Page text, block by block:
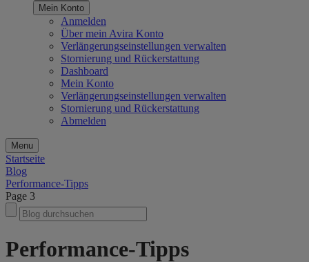
Mein Konto
Anmelden
Über mein Avira Konto
Verlängerungseinstellungen verwalten
Stornierung und Rückerstattung
Dashboard
Mein Konto
Verlängerungseinstellungen verwalten
Stornierung und Rückerstattung
Abmelden
Menu
Startseite
Blog
Performance-Tipps
Page 3
Performance-Tipps